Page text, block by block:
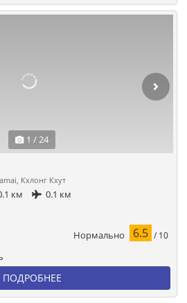
1 / 24
Кхлонг Кхут
км
0.1 км
Нормально 6.5 / 10
ПОДРОБНЕЕ